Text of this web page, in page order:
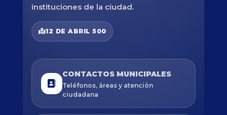
instituciones de la ciudad.
12 DE ABRIL 500
CONTACTOS MUNICIPALES
Teléfonos, áreas y atención
ciudadana